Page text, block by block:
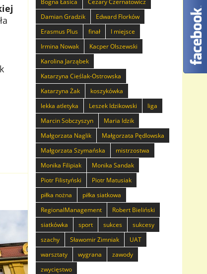
Damian Gradzik
Edward Florków
Erasmus Plus
finał
I miejsce
Irmina Nowak
Kacper Olszewski
Karolina Jarząbek
Katarzyna Cieślak-Ostrowska
Katarzyna Żak
koszykówka
lekka atletyka
Leszek Idzikowski
liga
Marcin Sobczyszyn
Maria Idzik
Małgorzata Naglik
Małgorzata Pędlowska
Małgorzata Szymańska
mistrzostwa
Monika Filipiak
Monika Sandak
Piotr Filistyński
Piotr Matusiak
piłka nożna
piłka siatkowa
RegionalManagement
Robert Bieliński
siatkówka
sport sukces
sukcesy
szachy
Sławomir Zimniak
UAT
warsztaty
wygrana
zawody
zwycięstwo